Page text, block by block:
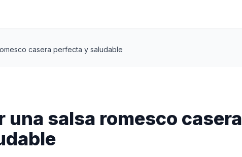
casera perfecta y saludable
una salsa romesco casera